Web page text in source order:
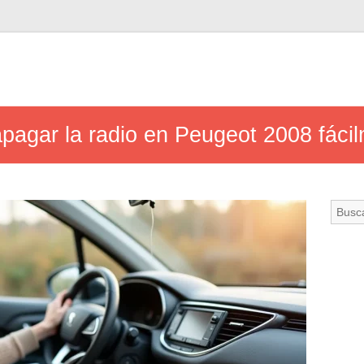
la radio en Peugeot 2008